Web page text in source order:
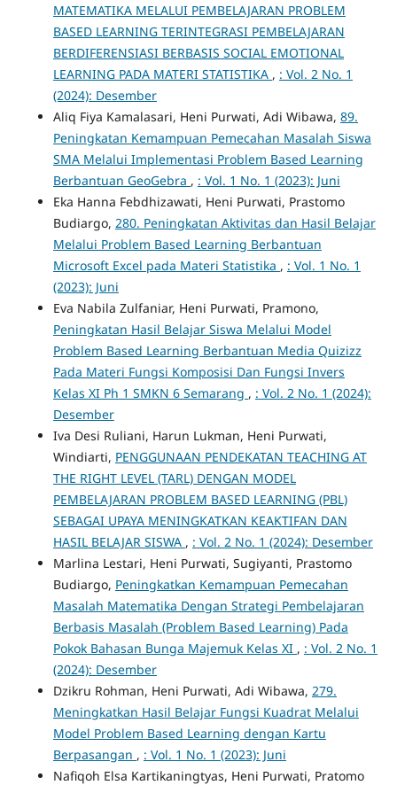
MATEMATIKA MELALUI PEMBELAJARAN PROBLEM
BASED LEARNING TERINTEGRASI PEMBELAJARAN
BERDIFERENSIASI BERBASIS SOCIAL EMOTIONAL
LEARNING PADA MATERI STATISTIKA , : Vol. 2 No. 1
(2024): Desember
Aliq Fiya Kamalasari, Heni Purwati, Adi Wibawa, 89.
Peningkatan Kemampuan Pemecahan Masalah Siswa
SMA Melalui Implementasi Problem Based Learning
Berbantuan GeoGebra , : Vol. 1 No. 1 (2023): Juni
Eka Hanna Febdhizawati, Heni Purwati, Prastomo
Budiargo, 280. Peningkatan Aktivitas dan Hasil Belajar
Melalui Problem Based Learning Berbantuan
Microsoft Excel pada Materi Statistika , : Vol. 1 No. 1
(2023): Juni
Eva Nabila Zulfaniar, Heni Purwati, Pramono,
Peningkatan Hasil Belajar Siswa Melalui Model
Problem Based Learning Berbantuan Media Quizizz
Pada Materi Fungsi Komposisi Dan Fungsi Invers
Kelas XI Ph 1 SMKN 6 Semarang , : Vol. 2 No. 1 (2024):
Desember
Iva Desi Ruliani, Harun Lukman, Heni Purwati,
Windiarti, PENGGUNAAN PENDEKATAN TEACHING AT
THE RIGHT LEVEL (TARL) DENGAN MODEL
PEMBELAJARAN PROBLEM BASED LEARNING (PBL)
SEBAGAI UPAYA MENINGKATKAN KEAKTIFAN DAN
HASIL BELAJAR SISWA , : Vol. 2 No. 1 (2024): Desember
Marlina Lestari, Heni Purwati, Sugiyanti, Prastomo
Budiargo, Peningkatkan Kemampuan Pemecahan
Masalah Matematika Dengan Strategi Pembelajaran
Berbasis Masalah (Problem Based Learning) Pada
Pokok Bahasan Bunga Majemuk Kelas XI , : Vol. 2 No. 1
(2024): Desember
Dzikru Rohman, Heni Purwati, Adi Wibawa, 279.
Meningkatkan Hasil Belajar Fungsi Kuadrat Melalui
Model Problem Based Learning dengan Kartu
Berpasangan , : Vol. 1 No. 1 (2023): Juni
Nafiqoh Elsa Kartikaningtyas, Heni Purwati, Pratomo